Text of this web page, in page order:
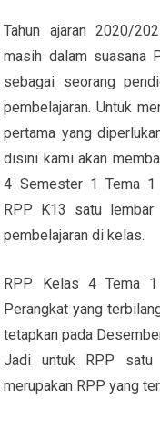
Tahun ajaran 2020/
masih dalam suasana
sebagai seorang
pembelajaran. Untuk
pertama yang
disini kami akan
4 Semester 1 Tema 1
RPP K13 satu
pembelajaran di kelas.
RPP Kelas 4 Tema
Perangkat yang
tetapkan pada
Jadi untuk RPP
merupakan RPP yang